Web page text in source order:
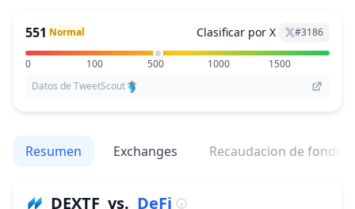
551 Normal Clasificar por X #3186
0 100 500 1000
1500
Datos de TweetScout
Resumen Exchanges Recaudacion de fondos
DEXTF vs. DeFi